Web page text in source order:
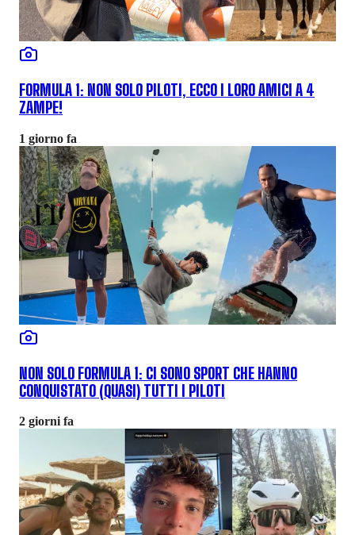
FORMULA 1: NON SOLO PILOTI, ECCO I LORO AMICI A 4
ZAMPE!
1 giorno fa
NON SOLO FORMULA 1: CI SONO SPORT CHE HANNO
CONQUISTATO (QUASI) TUTTI I PILOTI
2 giorni fa